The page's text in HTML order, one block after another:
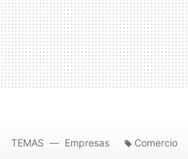
TEMAS Empresas Comercio